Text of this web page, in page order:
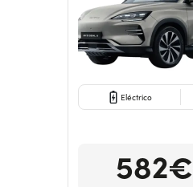
Eléctrico
582€